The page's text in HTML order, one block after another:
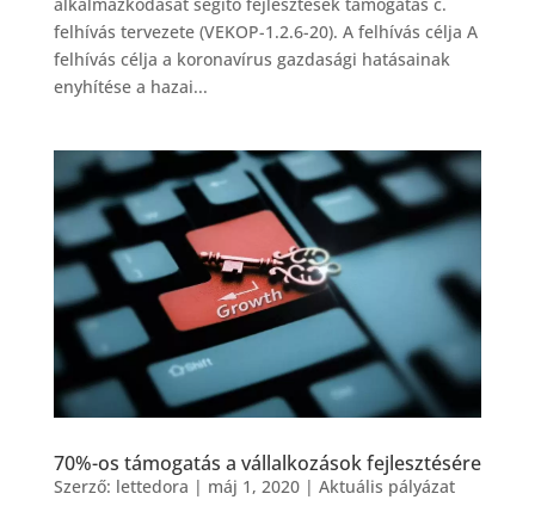
felhívás tervezete (VEKOP-1.2.6-20). A felhívás célja A
felhívás célja a koronavírus gazdasági hatásainak
enyhítése a hazai...
70%-os támogatás a vállalkozások fejlesztésére
Szerző: lettedora | máj 1, 2020| Aktuális pályázat